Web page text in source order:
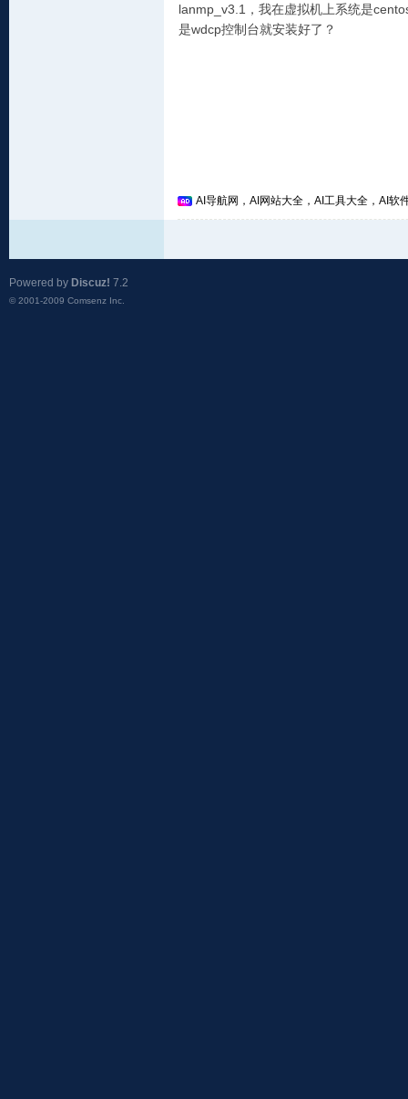
lanmp_v3.1，我在虚拟机上系统是
是wdcp控制台就安装好了？
AI导航网，AI网站大全，AI工具大全，AI软
Powered by Discuz! 7.2
© 2001-2009 Comsenz Inc.